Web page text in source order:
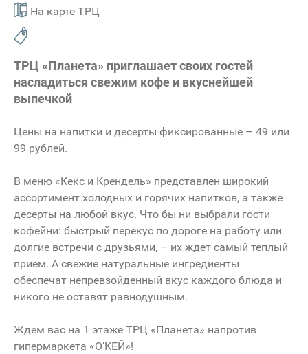
На карте ТРЦ
ТРЦ «Планета» приглашает своих гостей
насладиться свежим кофе и вкуснейшей
выпечкой
Цены на напитки и десерты фиксированные – 49 или
99 рублей.
В меню «Кекс и Крендель» представлен широкий
ассортимент холодных и горячих напитков, а также
десерты на любой вкус. Что бы ни выбрали гости
кофейни: быстрый перекус по дороге на работу или
долгие встречи с друзьями, – их ждет самый теплый
прием. А свежие натуральные ингредиенты
обеспечат непревзойденный вкус каждого блюда и
никого не оставят равнодушным.
Ждем вас на 1 этаже ТРЦ «Планета» напротив
гипермаркета «О’КЕЙ»!